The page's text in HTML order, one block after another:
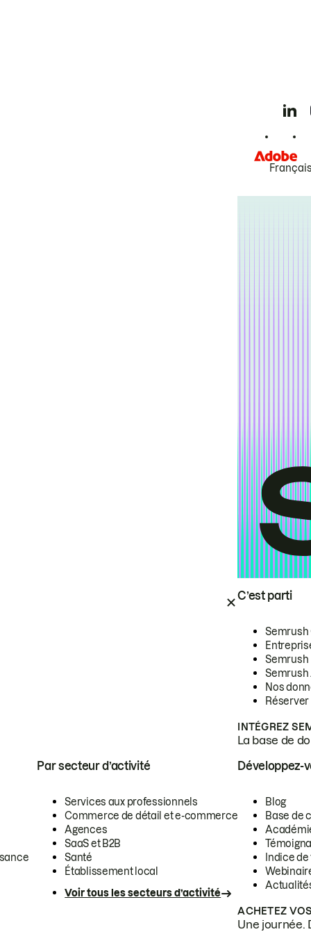
C’est parti
Semrush
Semrush
Semrush
Nos
INTÉGREZ
La base de
Par secteur d’activité
Services aux professionnels
Commerce de détail et e-commerce
Agences
SaaS et B2B
Santé
Établissement local
Voir tous les secteurs d’activité
Développez-
Blog
Base de
Indice
ACHETEZ
Une journée.